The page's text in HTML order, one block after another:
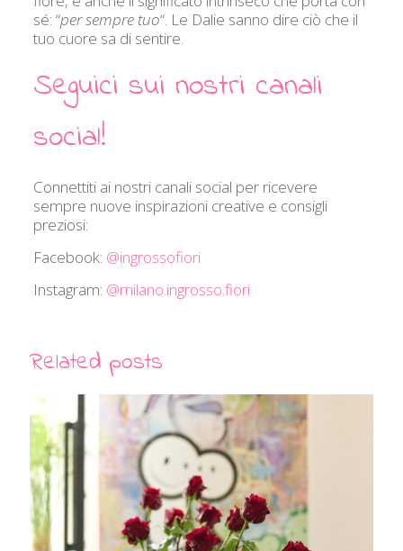
sé: “per sempre tuo“. Le Dalie sanno dire ciò che il
tuo cuore sa di sentire.
Seguici sui nostri canali
social!
Connettiti ai nostri canali social per ricevere
sempre nuove inspirazioni creative e consigli
preziosi:
Facebook: @ingrossofiori
Instagram: @milano.ingrosso.fiori
Related posts